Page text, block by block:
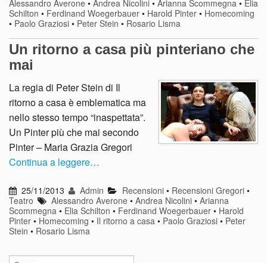
Alessandro Averone • Andrea Nicolini • Arianna Scommegna • Elia
Schilton • Ferdinand Woegerbauer • Harold Pinter • Homecoming
• Paolo Graziosi • Peter Stein • Rosario Lisma
Un ritorno a casa più pinteriano che
mai
La regia di Peter Stein di Il
ritorno a casa è emblematica ma
nello stesso tempo “inaspettata”.
Un Pinter più che mai secondo
Pinter – Maria Grazia Gregori
Continua a leggere…
25/11/2013 Admin Recensioni• Recensioni Gregori•
Teatro
Alessandro Averone •Andrea Nicolini •Arianna
Scommegna • Elia Schilton • Ferdinand Woegerbauer • Harold
Pinter • Homecoming • Il ritorno a casa • Paolo Graziosi • Peter
Stein • Rosario Lisma